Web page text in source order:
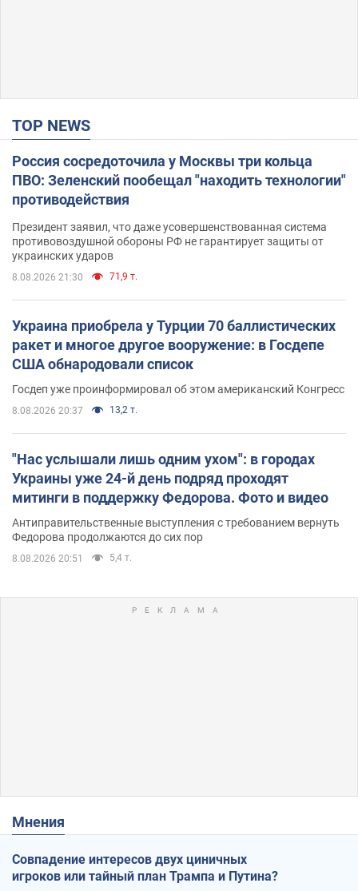
TOP NEWS
Россия сосредоточила у Москвы три кольца
ПВО: Зеленский пообещал "находить технологии"
противодействия
Президент заявил, что даже усовершенствованная система
противовоздушной обороны РФ не гарантирует защиты от
украинских ударов
8.08.2026 21:30 71,9 т.
Украина приобрела у Турции 70 баллистических
ракет и многое другое вооружение: в Госдепе
США обнародовали список
Госдеп уже проинформировал об этом американский Конгресс
8.08.2026 20:37 13,2 т.
"Нас услышали лишь одним ухом": в городах
Украины уже 24-й день подряд проходят
митинги в поддержку Федорова. Фото и видео
Антиправительственные выступления с требованием вернуть
Федорова продолжаются до сих пор
8.08.2026 20:51 5,4 т.
Мнения
Совпадение интересов двух циничных
игроков или тайный план Трампа и Путина?